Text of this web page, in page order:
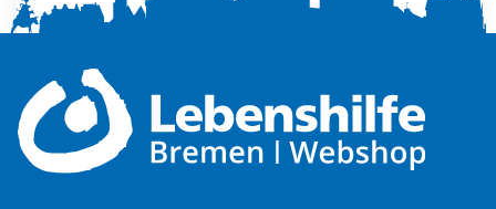
Mehr Ruhe zuhause
5,00€